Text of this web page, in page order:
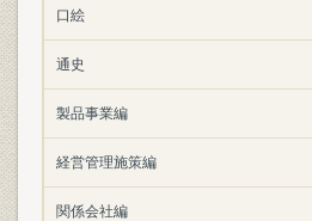
口絵
通史
製品事業編
経営管理施策編
関係会社編